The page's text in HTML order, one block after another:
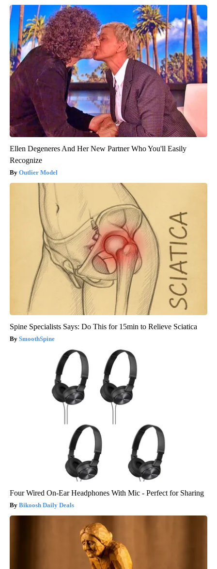
Ellen Degeneres And Her New Partner Who You'll Easily
Recognize
Outlier Model
Spine Specialists Says: Do This for 15min to Relieve Sciatica
SmoothSpine
Four Wired On-Ear Headphones With Mic - Perfect for Sharing
Bikoosh Daily Deals